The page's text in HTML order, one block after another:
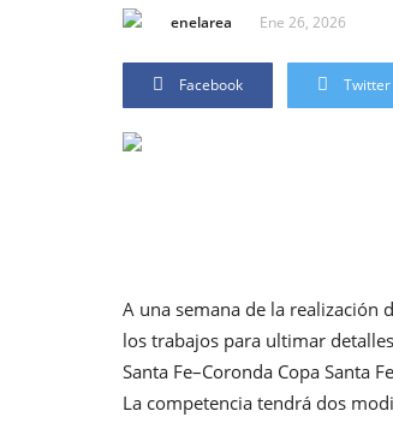
enelarea Ene 26, 2026
Facebook Twitter
A una semana de la realización
los trabajos para ultimar
Santa Fe–Coronda Copa Santa
La competencia tendrá dos